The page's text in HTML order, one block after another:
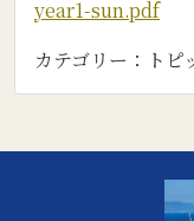
year1-sun.pdf
カテゴリー： トピ